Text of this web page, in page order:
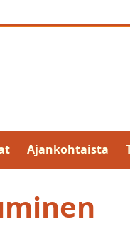
Ajankohtaista